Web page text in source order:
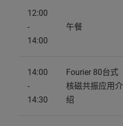
12:00
-
14:00
午餐
14:00
-
14:30
Fourier 80台式
核磁共振应用介
绍